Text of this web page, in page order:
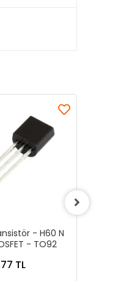
- H60 N
- TO92
TL